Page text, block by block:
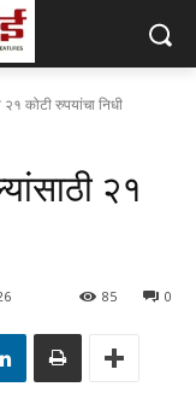
२१ कोटी रुपयांचा निधी
२१
0
85